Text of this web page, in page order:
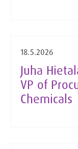
18.5.2026
Juha
VP of
Chemicals